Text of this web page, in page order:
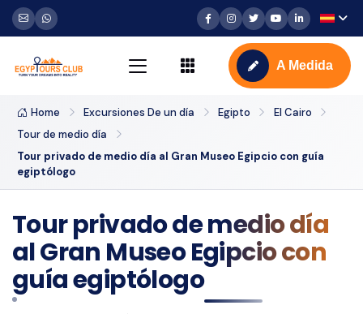
A Medida
Home Excursiones De un día Egipto
El Cairo
Tour de medio día
Tour privado de medio día al Gran Museo Egipcio con guía
egiptólogo
Tour privado de medio día
al Gran Museo Egipcio con
guía egiptólogo